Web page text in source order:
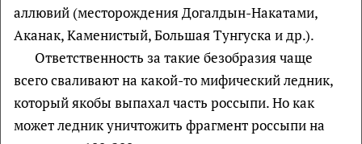
аллювий (месторождения Догалдын-Накатами,
Аканак, Каменистый, Большая Тунгуска и др.).
Ответственность за такие безобразия чаще
всего сваливают на какой-то мифический ледник,
который якобы выпахал часть россыпи. Но как
может ледник уничтожить фрагмент россыпи на